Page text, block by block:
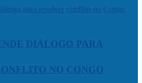
DIÁLOGO PARA
NO CONGO